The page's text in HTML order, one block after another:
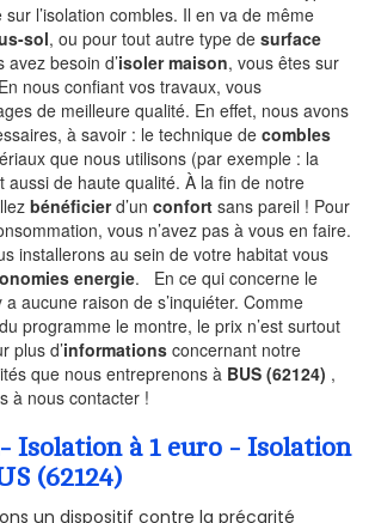
l’isolation combles. Il en va de même
sol, ou pour tout autre type de surface
avez besoin d’isoler maison, vous êtes sur
nous confiant vos travaux, vous
de meilleure qualité. En effet, nous avons
à savoir : le technique de combles
que nous utilisons (par exemple : la
aussi de haute qualité. À la fin de notre
bénéficierd’un confort sans pareil ! Pour
vous n’avez pas à vous en faire.
installerons au sein de votre habitat vous
energie. En ce qui concerne le
a aucune raison de s’inquiéter. Comme
programme le montre, le prix n’est surtout
plus d’informations concernant notre
que nous entreprenons à BUS (62124) ,
à nous contacter !
Isolation à 1 euro - Isolation
(62124)
un dispositif contre la précarité